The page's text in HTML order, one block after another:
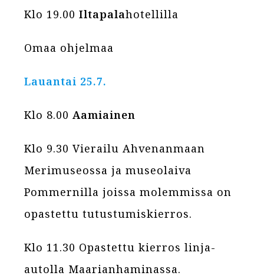
Klo 19.00Iltapalahotellilla
Omaa ohjelmaa
Lauantai 25.7.
Klo 8.00Aamiainen
Klo 9.30 Vierailu Ahvenanmaan
Merimuseossa ja museolaiva
Pommernilla joissa molemmissa on
opastettu tutustumiskierros.
Klo 11.30 Opastettu kierros linja-
autolla Maarianhaminassa.